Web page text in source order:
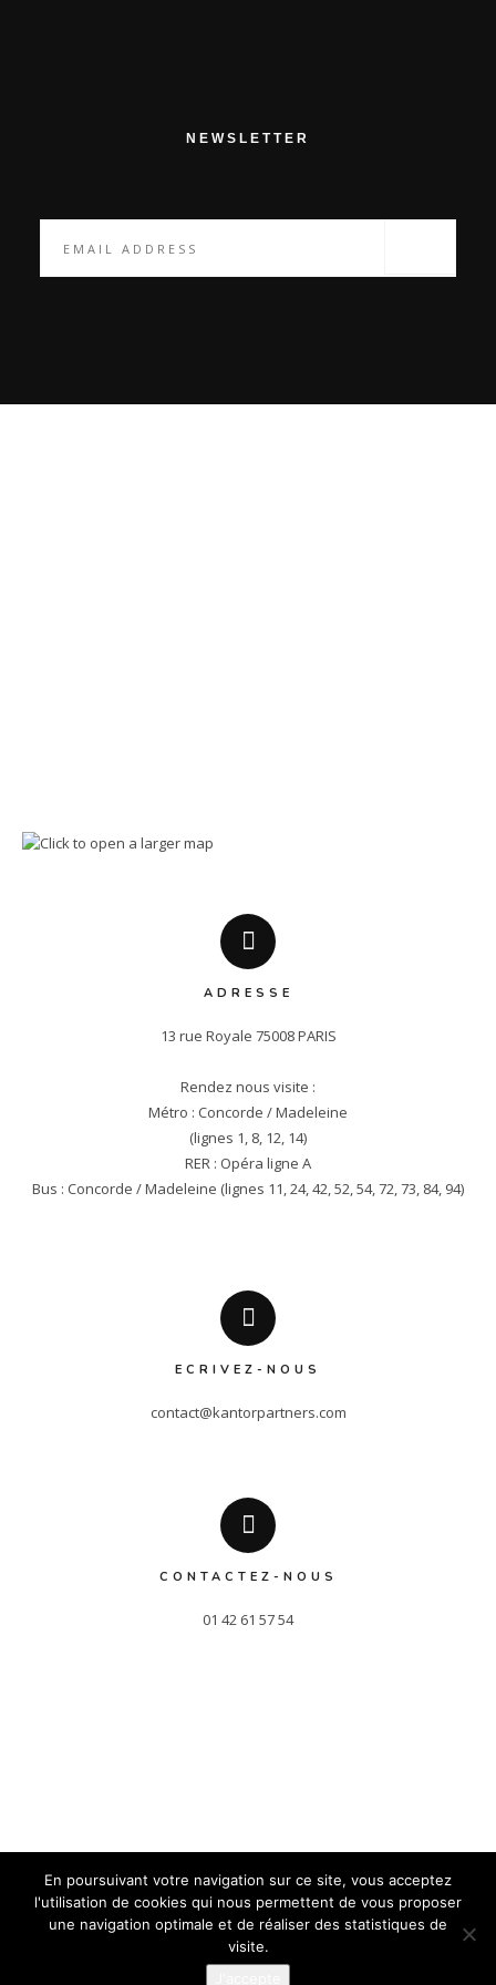
NEWSLETTER
ADRESSE
13 rue Royale 75008 PARIS
Rendez nous visite :
Métro : Concorde / Madeleine
(lignes 1, 8, 12, 14)
RER : Opéra ligne A
Bus : Concorde / Madeleine (lignes 11, 24, 42, 52, 54, 72, 73, 84, 94)
ECRIVEZ-NOUS
contact@kantorpartners.com
CONTACTEZ-NOUS
01 42 61 57 54
2019 Kantor Partners © - Tous droits réservés -
Mentions légales
En poursuivant votre navigation sur ce site, vous acceptez
l'utilisation de cookies qui nous permettent de vous proposer
une navigation optimale et de réaliser des statistiques de
visite.